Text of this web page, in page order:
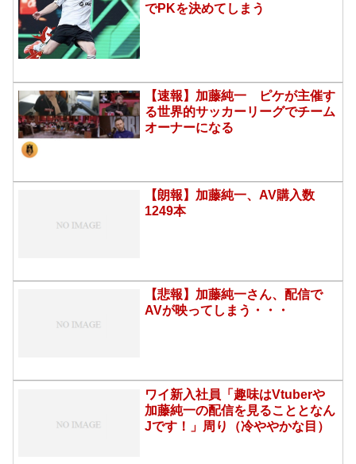
でPKを決めてしまう
【速報】加藤純一 ピケが主催す
る世界的サッカーリーグでチーム
オーナーになる
【朗報】加藤純一、AV購入数
1249本
【悲報】加藤純一さん、配信で
AVが映ってしまう・・・
ワイ新入社員「趣味はVtuberや
加藤純一の配信を見ることとなん
Jです！」周り（冷ややかな目）